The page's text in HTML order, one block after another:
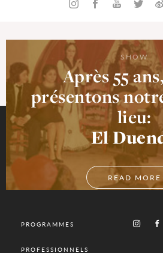
SHOW
Après 55
présentons
lieu:
El
READ MORE
PROGRAMMES
PROFESSIONNELS